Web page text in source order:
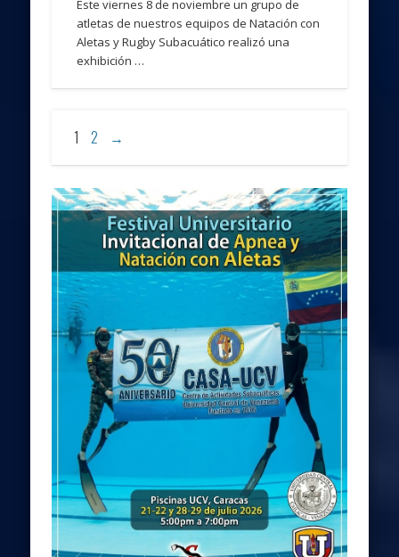
Este viernes 8 de noviembre un grupo de
atletas de nuestros equipos de Natación con
Aletas y Rugby Subacuático realizó una
exhibición …
1 2 →